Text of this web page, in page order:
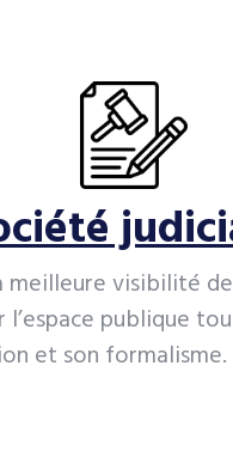
visibilité
l’espace publique
et son formalisme.